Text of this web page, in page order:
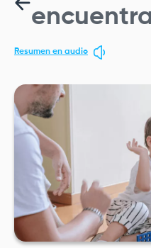
Resumen en audio